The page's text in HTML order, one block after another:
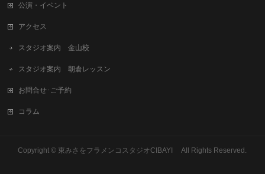
公演・イベント
アクセス
スタジオ案内 金山校
スタジオ案内 朝倉レッスン
お問合せ･ご予約
コラム
Copyright © 東みさをフラメンコスタジオCIBAYI All Rights Reserved.